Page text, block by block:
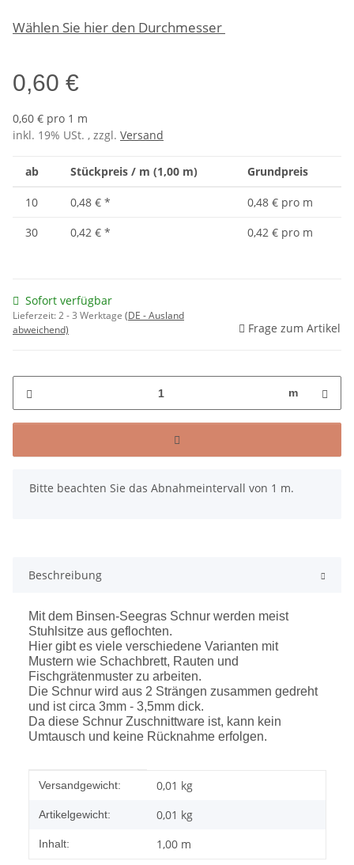
Wählen Sie hier den Durchmesser
0,60 €
0,60 € pro 1 m
inkl. 19% USt. , zzgl. Versand
ab Stückpreis / m (1,00 m) Grundpreis
10 0,48 € *
0,48 € pro m
30
0,42 € * 0,42 € pro m
Sofort verfügbar
Lieferzeit:2 - 3 Werktage (DE - Ausland
abweichend)
Frage zum Artikel
m
x
Bitte beachten Sie das Abnahmeintervall von 1 m.
Beschreibung
Mit dem Binsen-Seegras Schnur werden meist
Stuhlsitze aus geflochten.
Hier gibt es viele verschiedene Varianten mit
Mustern wie Schachbrett, Rauten und
Fischgrätenmuster zu arbeiten.
Die Schnur wird aus 2 Strängen zusammen gedreht
und istcirca 3mm - 3,5mm dick.
Da diese Schnur Zuschnittware ist, kann kein
Umtausch und keine Rücknahme erfolgen.
Produkteigenschaft
Wert
Versandgewicht: 0,01 kg
Artikelgewicht: 0,01 kg
Inhalt: 1,00 m